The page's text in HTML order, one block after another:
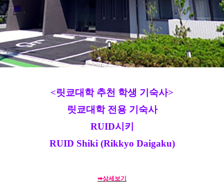
<릿쿄대학 추천 학생 기숙사>
릿쿄대학 전용 기숙사
RUID시키
RUID Shiki (Rikkyo Daigaku)
➡상세보기